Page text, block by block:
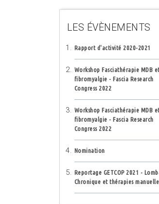
LES ÉVÈNEMENTS
Rapport d'activité 2020-2021
Workshop Fasciathérapie MDB
fibromyalgie - Fascia Research
Congress 2022
Workshop Fasciathérapie MDB
fibromyalgie - Fascia Research
Congress 2022
Nomination
Reportage GETCOP 2021 -
Chronique et thérapies